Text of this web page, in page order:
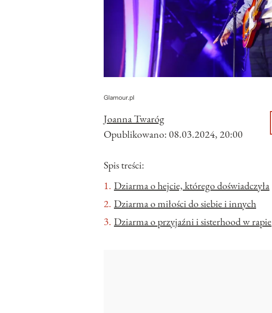
Glamour.pl
Joanna Twaróg
Opublikowano: 08.03.2024, 20:00
Spis treści:
Dziarma o hejcie, którego doświadczyła
Dziarma o miłości do siebie i innych
Dziarma o przyjaźni i sisterhood w rapie